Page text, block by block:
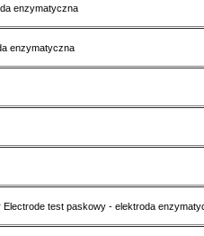
enzymatyczna
enzymatyczna
test paskowy - elektroda